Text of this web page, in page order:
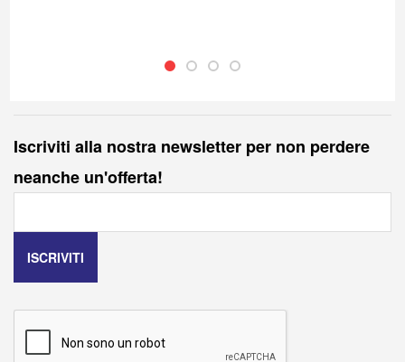
Iscriviti alla nostra newsletter per non perdere
neanche un'offerta!